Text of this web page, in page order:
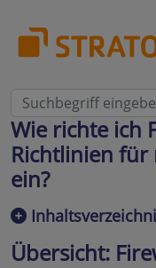
Wie richte ich
Richtlinien für
ein?
Übersicht: